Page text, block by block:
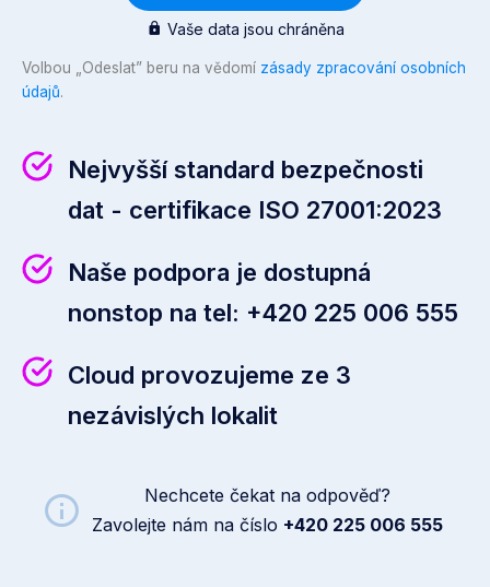
Nejvyšší standard bezpečnosti
dat - certifikace ISO 27001:2023
Naše podpora je dostupná
nonstop na tel: +420 225 006 555
Cloud provozujeme ze 3
nezávislých lokalit
Nechcete čekat na odpověď?
Zavolejte nám na číslo +420 225 006 555
Vaše data jsou chráněna
Volbou „Odeslat” beru na vědomí zásady zpracování osobních
údajů.